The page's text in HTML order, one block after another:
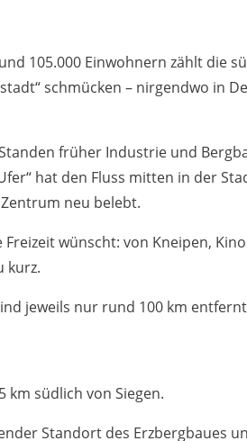
105.000 Einwohnern zählt die
schmücken – nirgendwo in
früher Industrie und
hat den Fluss mitten in der
neu belebt.
wünscht: von Kneipen,
kurz.
jeweils nur rund 100 km
km südlich von Siegen.
Standort des Erzbergbaues